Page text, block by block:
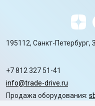
195112, Санкт-Петербург,
+7 812 327 51-41
info@trade-drive.ru
Продажа оборудования: